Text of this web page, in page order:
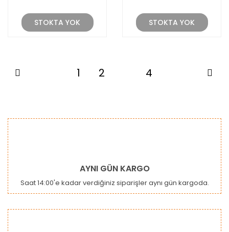
STOKTA YOK STOKTA YOK
1 2 4
AYNI GÜN KARGO
Saat 14:00'e kadar verdiğiniz siparişler aynı gün kargoda.